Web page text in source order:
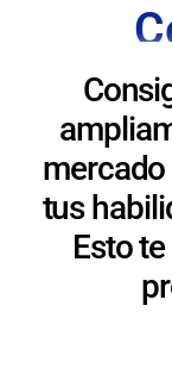
mercado
tus
Esto